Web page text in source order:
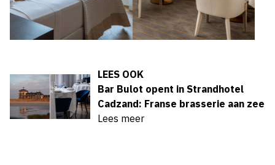
LEES OOK
Bar Bulot opent in Strandhotel
Cadzand: Franse brasserie aan zee
Lees meer